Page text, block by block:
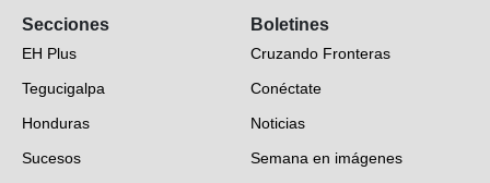
Secciones
EH Plus
Tegucigalpa
Honduras
Sucesos
Boletines
Cruzando Fronteras
Conéctate
Noticias
Semana en imágenes